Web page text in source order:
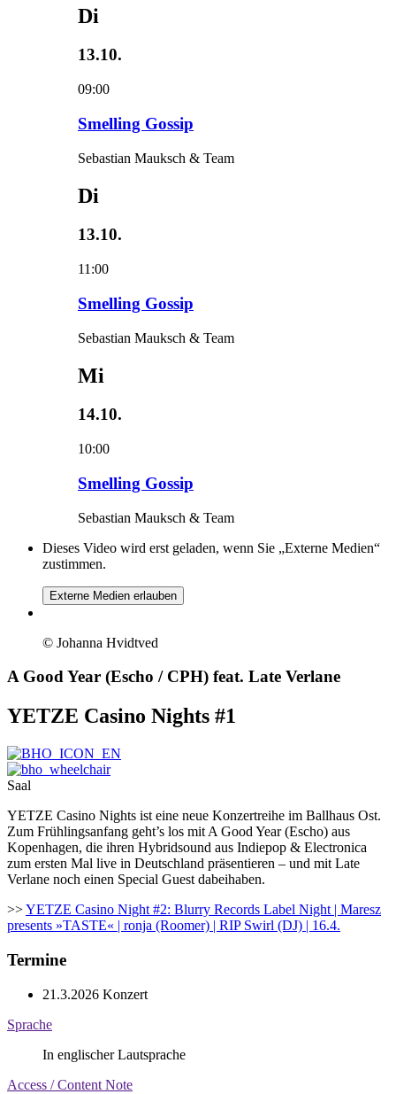
Di
13.10.
09:00
Smelling Gossip
Sebastian Mauksch & Team
Di
13.10.
11:00
Smelling Gossip
Sebastian Mauksch & Team
Mi
14.10.
10:00
Smelling Gossip
Sebastian Mauksch & Team
Dieses Video wird erst geladen, wenn Sie „Externe Medien“
zustimmen.
Externe Medien erlauben
© Johanna Hvidtved
A Good Year (Escho / CPH) feat. Late Verlane
YETZE Casino Nights #1
Saal
YETZE Casino Nights ist eine neue Konzertreihe im Ballhaus Ost.
Zum Frühlingsanfang geht’s los mit A Good Year (Escho) aus
Kopenhagen, die ihren Hybridsound aus Indiepop & Electronica
zum ersten Mal live in Deutschland präsentieren – und mit Late
Verlane noch einen Special Guest dabeihaben.
>>YETZE Casino Night #2: Blurry Records Label Night | Maresz
presents »TASTE« | ronja (Roomer) | RIP Swirl (DJ) | 16.4.
Termine
21.3.2026 Konzert
Sprache
In englischer Lautsprache
Access / Content Note